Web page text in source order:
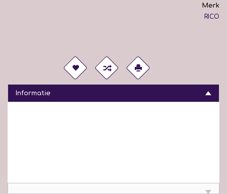
Merk
RICO
Informatie